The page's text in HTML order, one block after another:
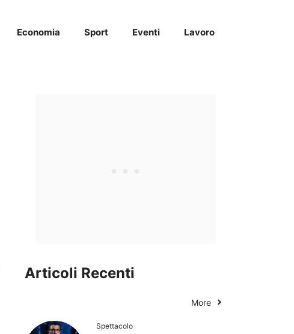
Economia Sport Eventi Lavoro
Articoli Recenti
More
Spettacolo